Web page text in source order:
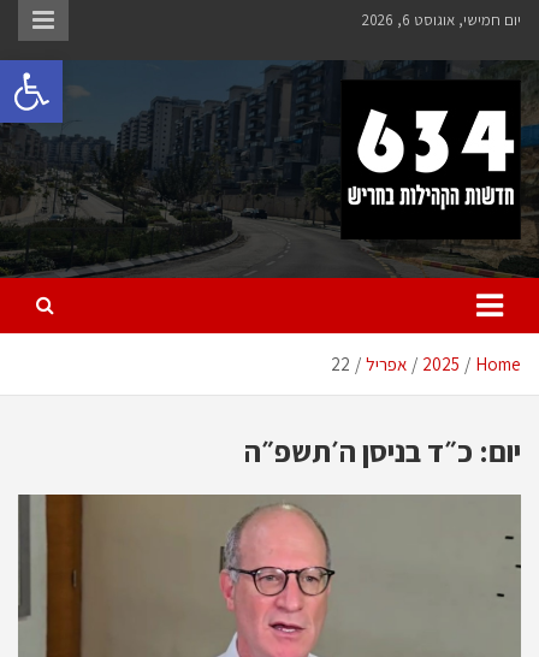
Skip
content
יום חמישי, אוגוסט 6, 2026
חריש 634
חדשות הקהילות בחריש
Home
2025 אפריל 22
יום: כ״ד בניסן ה׳תשפ״ה